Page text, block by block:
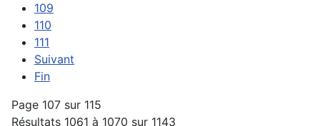
109
110
111
Suivant
Fin
Page 107 sur 115
Résultats 1061 à 1070 sur 1143